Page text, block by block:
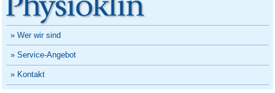
» Wer wir sind
» Service-Angebot
» Kontakt